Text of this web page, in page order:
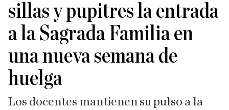
sillas y pupitres la entrada
a la Sagrada Familia en
una nueva semana de
huelga
Los docentes mantienen su pulso a la